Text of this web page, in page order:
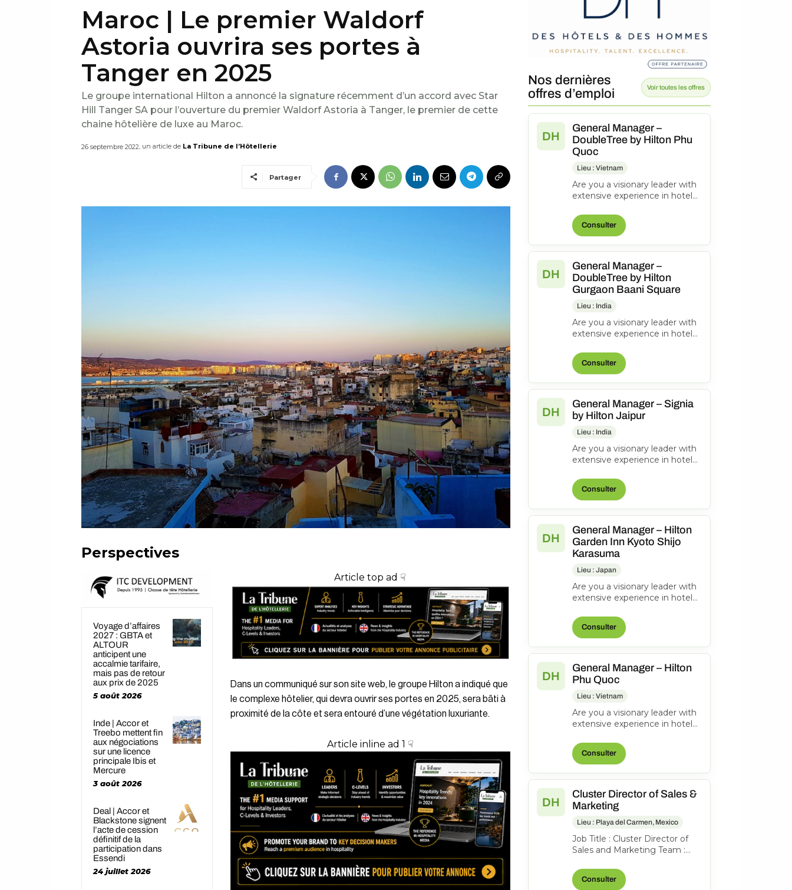
Maroc | Le premier Waldorf
Astoria ouvrira ses portes à
Tanger en 2025
Le groupe international Hilton a annoncé la signature récemment d’un accord avec Star
Hill Tanger SA pour l’ouverture du premier Waldorf Astoria à Tanger, le premier de cette
chaine hôtelière de luxe au Maroc.
26 septembre 2022, un article de La Tribune de l’Hôtellerie
Partager
Tanger
Perspectives
Voyage d’affaires
2027 : GBTA et
ALTOUR
anticipent une
accalmie tarifaire,
mais pas de retour
aux prix de 2025
5 août 2026
Inde | Accor et
Treebo mettent fin
aux négociations
sur une licence
principale Ibis et
Mercure
3 août 2026
Deal | Accor et
Blackstone signent
l’acte de cession
définitif de la
participation dans
Essendi
24 juillet 2026
Article top ad ☟
Dans un communiqué sur son site web, le groupe Hilton a indiqué que
le complexe hôtelier, qui devra ouvrir ses portes en 2025, sera bâti à
proximité de la côte et sera entouré d’une végétation luxuriante.
Article inline ad 1 ☟
Nos dernières
offres d’emploi
Voir toutes les offres
DH
General Manager –
DoubleTree by Hilton Phu
Quoc
Lieu : Vietnam
Are you a visionary leader with
extensive experience in hotel
driving operational success...
Consulter
DH
General Manager –
DoubleTree by Hilton
Gurgaon Baani Square
Lieu : India
Are you a visionary leader with
extensive experience in hotel
driving operational success...
Consulter
DH
General Manager – Signia
by Hilton Jaipur
Lieu : India
Are you a visionary leader with
extensive experience in hotel
driving operational success...
Consulter
DH
General Manager – Hilton
Garden Inn Kyoto Shijo
Karasuma
Lieu : Japan
Are you a visionary leader with
extensive experience in hotel
driving operational success...
Consulter
DH
General Manager – Hilton
Phu Quoc
Lieu : Vietnam
Are you a visionary leader with
extensive experience in hotel
driving operational success...
Consulter
DH
Cluster Director of Sales &
Marketing
Lieu : Playa del Carmen, Mexico
Job Title : Cluster Director of
Sales and Marketing Team :
Events & Communications
Work...
Consulter